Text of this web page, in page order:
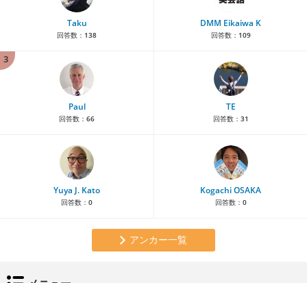
Taku
回答数： 138
DMM Eikaiwa K
回答数： 109
3
Paul
回答数： 66
TE
回答数： 31
Yuya J. Kato
回答数： 0
Kogachi OSAKA
回答数： 0
アンカー一覧